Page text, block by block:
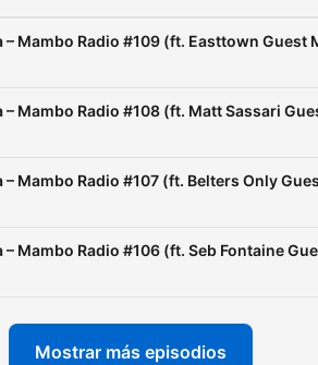
– Mambo Radio #109 (ft. Easttown Guest
– Mambo Radio #108 (ft. Matt Sassari
– Mambo Radio #107 (ft. Belters Only
Mambo Radio #106 (ft. Seb Fontaine
Mostrar más episodios